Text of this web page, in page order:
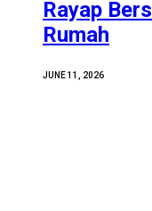
Rayap
Rumah
JUNE 11, 2026